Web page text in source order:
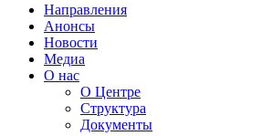
Направления
Анонсы
Новости
Медиа
О нас
О Центре
Структура
Документы